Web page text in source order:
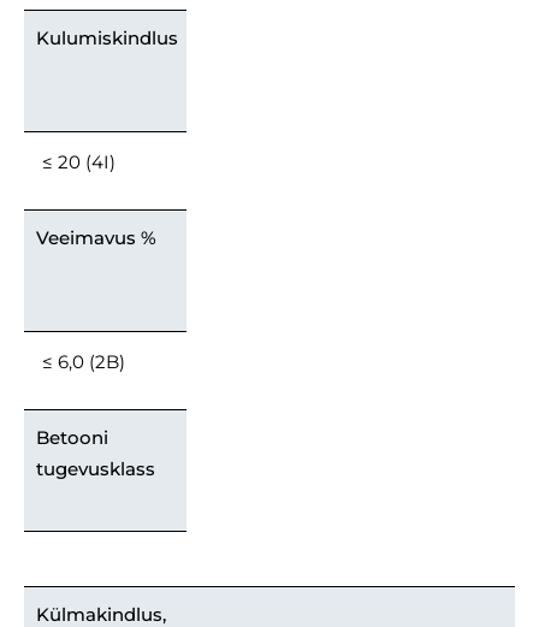
Kulumiskindlus
≤ 20 (4I)
Veeimavus %
≤ 6,0 (2B)
Betooni
tugevusklass
Külmakindlus,